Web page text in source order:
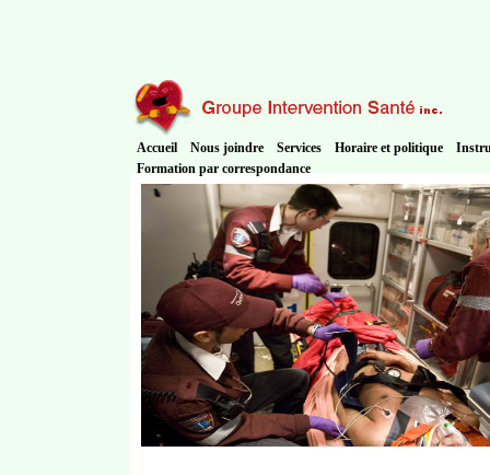
Accueil Nous joindre Services Horaire et politique
Formation par correspondance